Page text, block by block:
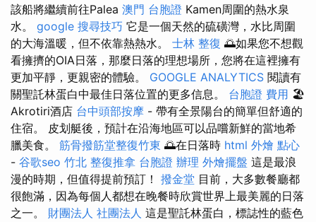
該船將繼續前往Palea 澳門 台胞證 Kamen周圍的熱水泉
水。 google 搜尋技巧 它是一個天然的硫磺灣，水比周圍
的大海溫暖，但不依靠熱熱水。 士林 整復 🌅如果您不想觀
看擁擠的OIA日落，那麼日落的理想場所，您將在這裡擁有
更加平靜，更親密的體驗。 GOOGLE ANALYTICS 閱讀有
關聖託林蛋白中最佳日落位置的更多信息。 台胞證 費用 🏖️
Akrotiri酒店 台中頭部按摩 - 帶有全景陽台的簡單但舒適的
住宿。 皮划艇後，預計在沿海地區可以品嚐新鮮的當地希
臘美食。 筋骨撥筋堂整復竹東 🌅在日落時 html 外燴 點心
- 谷歌seo 竹北 整復推拿 台胞證 辦理 外燴擺盤 這是最浪
漫的時期，但值得提前預訂！ 撥金堂 目前，大多數餐廳都
很飽滿，因為每個人都想在晚餐時欣賞世界上最美麗的日落
之一。 財團法人 社團法人 這是聖託林蛋白，標誌性的藍色